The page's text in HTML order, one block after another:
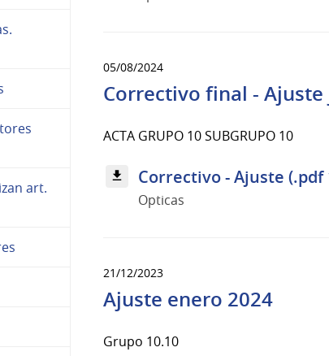
art.
05/08/2024
Correctivo final -
ACTA GRUPO 10 SUBGRUPO 10
Correctivo - Ajuste (.pdf
Opticas
21/12/2023
Ajuste enero 2024
Grupo 10.10